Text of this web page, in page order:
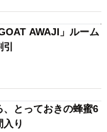
AWAJI」ルーム
、とっておきの蜂蜜6
り